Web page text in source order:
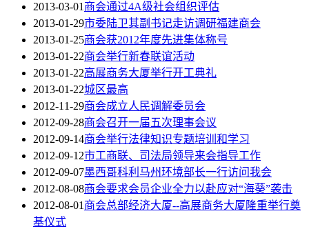
2013-03-01商会通过4A级社会组织评估
2013-01-29市委陆卫其副书记走访调研福建商会
2013-01-25商会获2012年度先进集体称号
2013-01-22商会举行新春联谊活动
2013-01-22高展商务大厦举行开工典礼
2013-01-22城区最高
2012-11-29商会成立人民调解委员会
2012-09-28商会召开一届五次理事会议
2012-09-14商会举行法律知识专题培训和学习
2012-09-12市工商联、司法局领导来会指导工作
2012-09-07墨西哥科利马州环境部长一行访问我会
2012-08-08商会要求会员企业全力以赴应对“海葵”袭击
2012-08-01商会总部经济大厦--高展商务大厦隆重举行奠
基仪式